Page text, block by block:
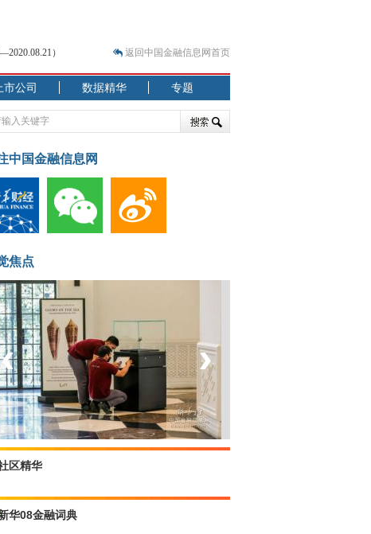
）
）
” 结构性失衡藏
返回中国金融信息网首页
市公司 数据精华 专题
中国金融信息网
焦点
菲律宾：防疫降级
‹ ›
区精华
华08金融词典